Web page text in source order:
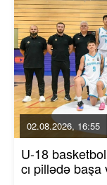
02.08.2026, 16:55
U-18
cı pillədə başa